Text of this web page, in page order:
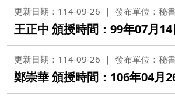
更新日期：114-09-26 發布單位：秘
王正中 頒授時間：99年07月14
更新日期：114-09-26 發布單位：秘
鄭崇華 頒授時間：106年04月